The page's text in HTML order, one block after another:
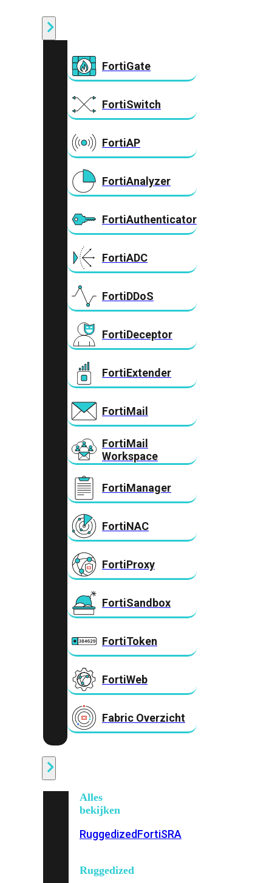
FortiGate
FortiSwitch
FortiAP
FortiAnalyzer
FortiAuthenticator
FortiADC
FortiDDoS
FortiDeceptor
FortiExtender
FortiMail
FortiMail
Workspace
FortiManager
FortiNAC
FortiProxy
FortiSandbox
FortiToken
FortiWeb
Fabric Overzicht
Alles
bekijken
RuggedizedFortiSRA
Ruggedized